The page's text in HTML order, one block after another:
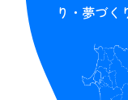
り・夢づく